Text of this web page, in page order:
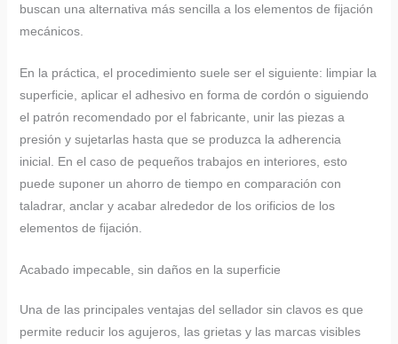
buscan una alternativa más sencilla a los elementos de fijación
mecánicos.
En la práctica, el procedimiento suele ser el siguiente: limpiar la
superficie, aplicar el adhesivo en forma de cordón o siguiendo
el patrón recomendado por el fabricante, unir las piezas a
presión y sujetarlas hasta que se produzca la adherencia
inicial. En el caso de pequeños trabajos en interiores, esto
puede suponer un ahorro de tiempo en comparación con
taladrar, anclar y acabar alrededor de los orificios de los
elementos de fijación.
Acabado impecable, sin daños en la superficie
Una de las principales ventajas del sellador sin clavos es que
permite reducir los agujeros, las grietas y las marcas visibles